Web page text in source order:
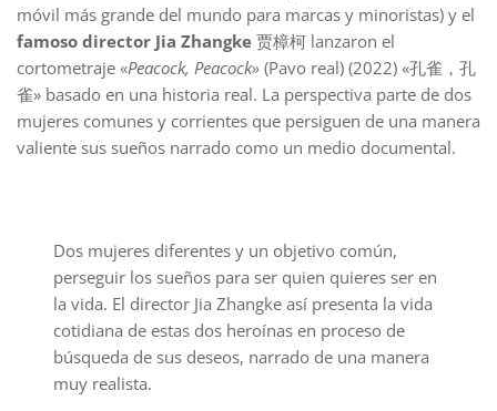
móvil más grande del mundo para marcas y minoristas) y el
famoso director Jia Zhangke 贾樟柯 lanzaron el
cortometraje «Peacock, Peacock» (Pavo real) (2022) «孔雀，孔
雀» basado en una historia real. La perspectiva parte de dos
mujeres comunes y corrientes que persiguen de una manera
valiente sus sueños narrado como un medio documental.
Dos mujeres diferentes y un objetivo común,
perseguir los sueños para ser quien quieres ser en
la vida. El director Jia Zhangke así presenta la vida
cotidiana de estas dos heroínas en proceso de
búsqueda de sus deseos, narrado de una manera
muy realista.